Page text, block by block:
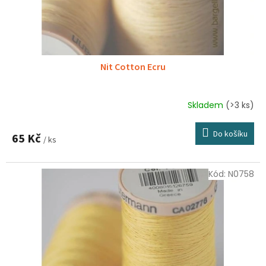
Nit Cotton Ecru
Skladem (>3 ks)
65 Kč / ks Do košíku
Kód: N0758